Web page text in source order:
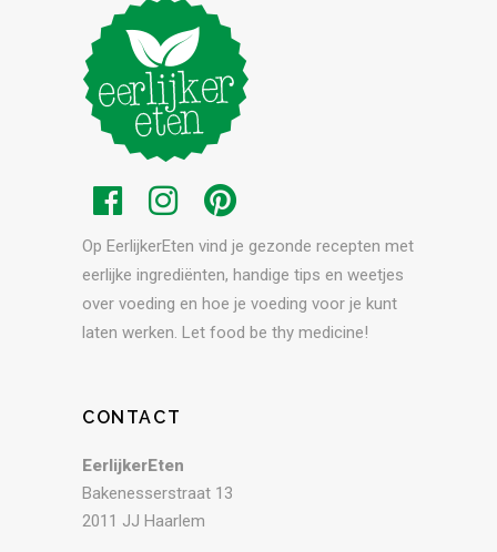
Op EerlijkerEten vind je gezonde recepten met
eerlijke ingrediënten, handige tips en weetjes
over voeding en hoe je voeding voor je kunt
laten werken. Let food be thy medicine!
CONTACT
EerlijkerEten
Bakenesserstraat 13
2011 JJ Haarlem